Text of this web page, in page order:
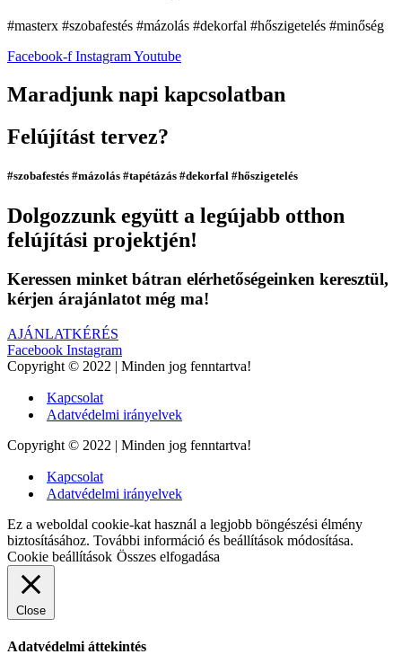
#masterx #szobafestés #mázolás #dekorfal #hőszigetelés #minőség
Facebook-f InstagramYoutube
Maradjunk napi kapcsolatban
Felújítást tervez?
#szobafestés #mázolás #tapétázás #dekorfal #hőszigetelés
Dolgozzunk együtt a legújabb otthon
felújítási projektjén!
Keressen minket bátran elérhetőségeinken keresztül,
kérjen árajánlatot még ma!
AJÁNLATKÉRÉS
Facebook Instagram
Copyright © 2022 | Minden jog fenntartva!
Kapcsolat
Adatvédelmi irányelvek
Copyright © 2022 | Minden jog fenntartva!
Kapcsolat
Adatvédelmi irányelvek
Ez a weboldal cookie-kat használ a legjobb böngészési élmény
biztosításához. További információ és beállítások módosítása.
Cookie beállítások Összes elfogadása
Close
Adatvédelmi áttekintés